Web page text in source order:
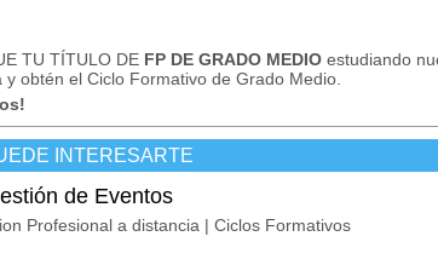
TU TÍTULO DE FP DE GRADO MEDIO estudiando
obtén el Ciclo Formativo de Grado Medio.
INTERESARTE
de Eventos
Profesional a distancia | Ciclos Formativos